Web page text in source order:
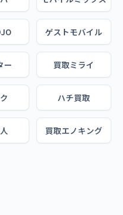
ゲストモバイル
ー 買取ミライ
ハチ買取
買取エノキング